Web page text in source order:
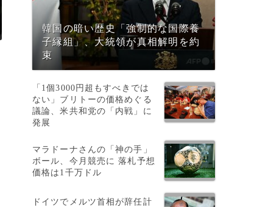
韓国の暗い歴史「強制的な国際養
子縁組」、大統領が真相解明を約
束
「1個3000円超もすべきでは
ない」ブリトーの価格めぐる
議論、米共和党の「内戦」に
発展
マラドーナさんの「神の手」
ボール、今月競売に 落札予想
価格は1千万ドル
ドイツでメルツ首相が辞任計